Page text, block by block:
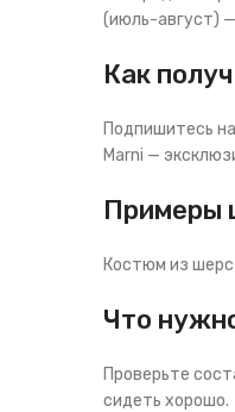
(июль-август)
Как
Подпишитесь
Marni —
Примеры
Костюм из
Что
Проверьте
сидеть хорошо.